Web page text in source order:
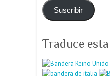
electrónico
Suscribir
Traduce